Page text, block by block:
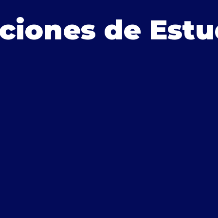
de